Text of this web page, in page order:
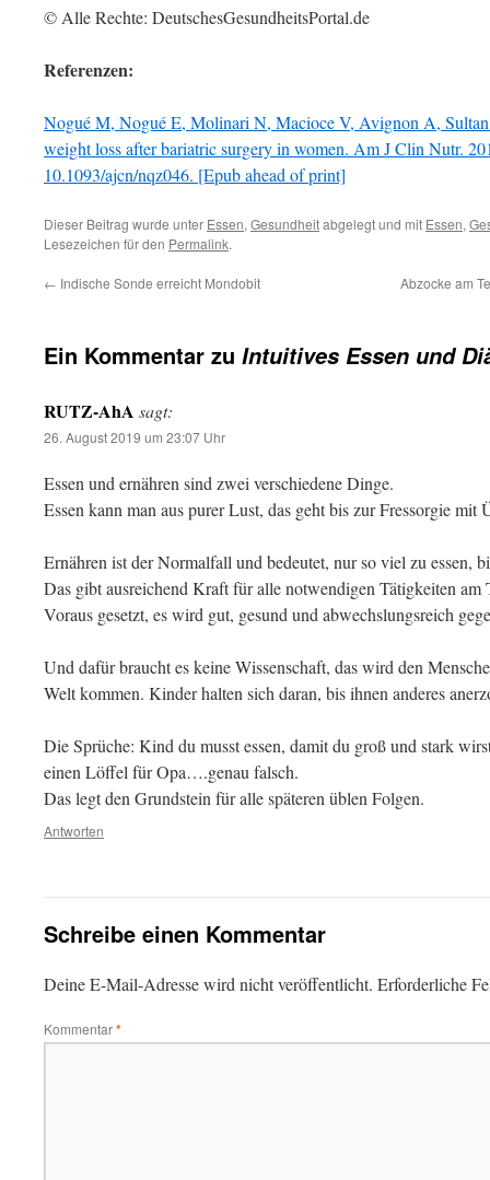
© Alle Rechte: DeutschesGesundheitsPortal.de
Referenzen:
Nogué M, Nogué E, Molinari N, Macioce V, Avignon A,
weight loss after bariatric surgery in women. Am J Clin Nutr.
10.1093/ajcn/nqz046. [Epub ahead of print]
Dieser Beitrag wurde unter Essen, Gesundheitabgelegt und mit Essen,
Lesezeichen für den Permalink.
← Indische Sonde erreicht Mondobit Abzocke am
Ein Kommentar zu Intuitives Essen und
RUTZ-AhA sagt:
26. August 2019 um 23:07 Uhr
Essen und ernähren sind zwei verschiedene Dinge.
Essen kann man aus purer Lust, das geht bis zur Fressorgie mit
Ernähren ist der Normalfall und bedeutet, nur so viel zu essen,
Das gibt ausreichend Kraft für alle notwendigen Tätigkeiten am
Voraus gesetzt, es wird gut, gesund und abwechslungsreich
Und dafür braucht es keine Wissenschaft, das wird den
Welt kommen. Kinder halten sich daran, bis ihnen anderes
Die Sprüche: Kind du musst essen, damit du groß und stark
einen Löffel für Opa….genau falsch.
Das legt den Grundstein für alle späteren üblen Folgen.
Antworten
Schreibe einen Kommentar
Deine E-Mail-Adresse wird nicht veröffentlicht. Erforderliche
Kommentar*